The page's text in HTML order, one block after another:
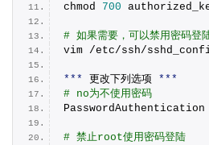
chmod 700
# 如果需要，可以禁用密码登
vim /etc/ssh/
*** 更改下列选项 ***
# no为不使用密码
PasswordAuthentication
# 禁止root使用密码登陆